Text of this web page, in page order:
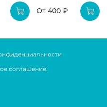
От 400 ₽
соглашение